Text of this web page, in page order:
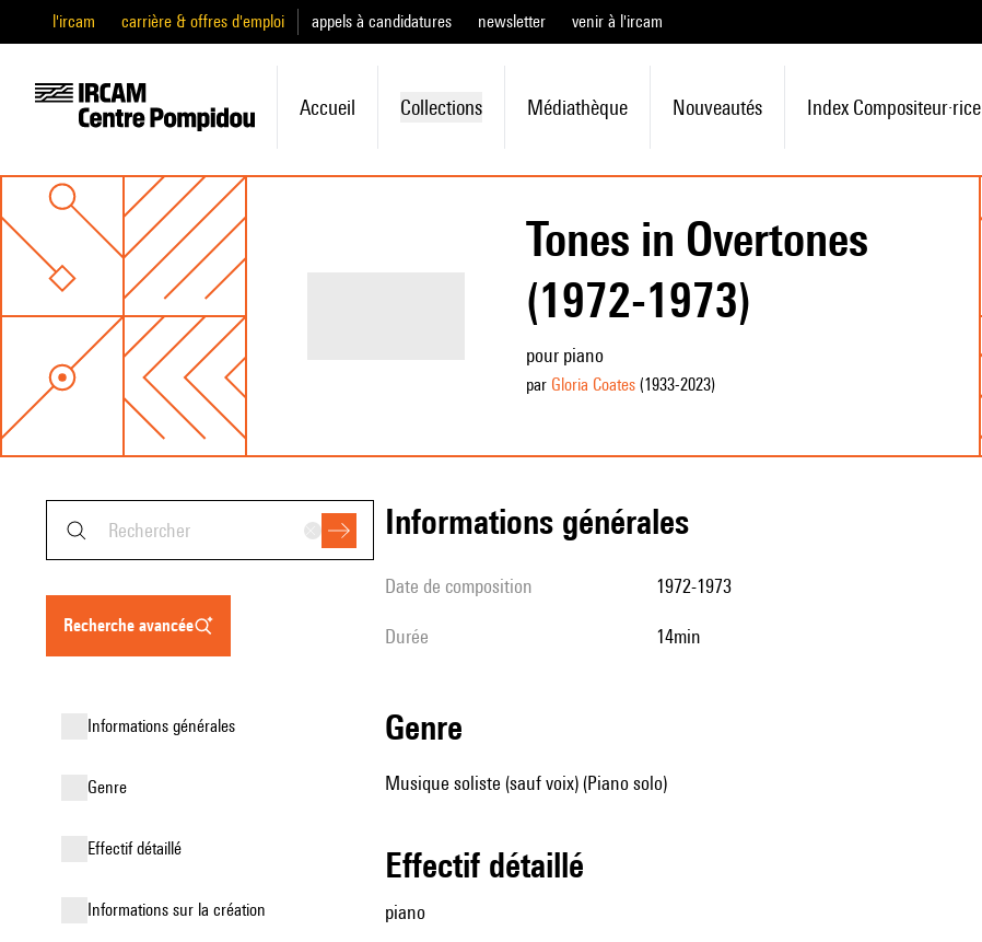
l'ircam carrière & offres d'emploi appels à candidatures newsletter venir à l'ircam
Accueil Collections Médiathèque Nouveautés Index Compositeur·rice
Tones in Overtones
(1972-1973)
pour piano
par Gloria Coates(1933-2023)
recherche avancée
informations générales
genre
effectif détaillé
informations sur la création
informations générales
date de composition 1972-1973
durée 14min
genre
Musique soliste (sauf voix) (Piano solo)
effectif détaillé
piano